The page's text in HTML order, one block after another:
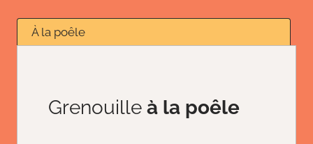
À la poêle
Grenouille à la poêle